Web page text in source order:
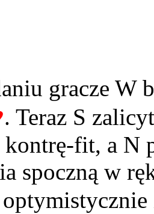
gracze W
. Teraz S
kontrę-fit, a N
spoczną w